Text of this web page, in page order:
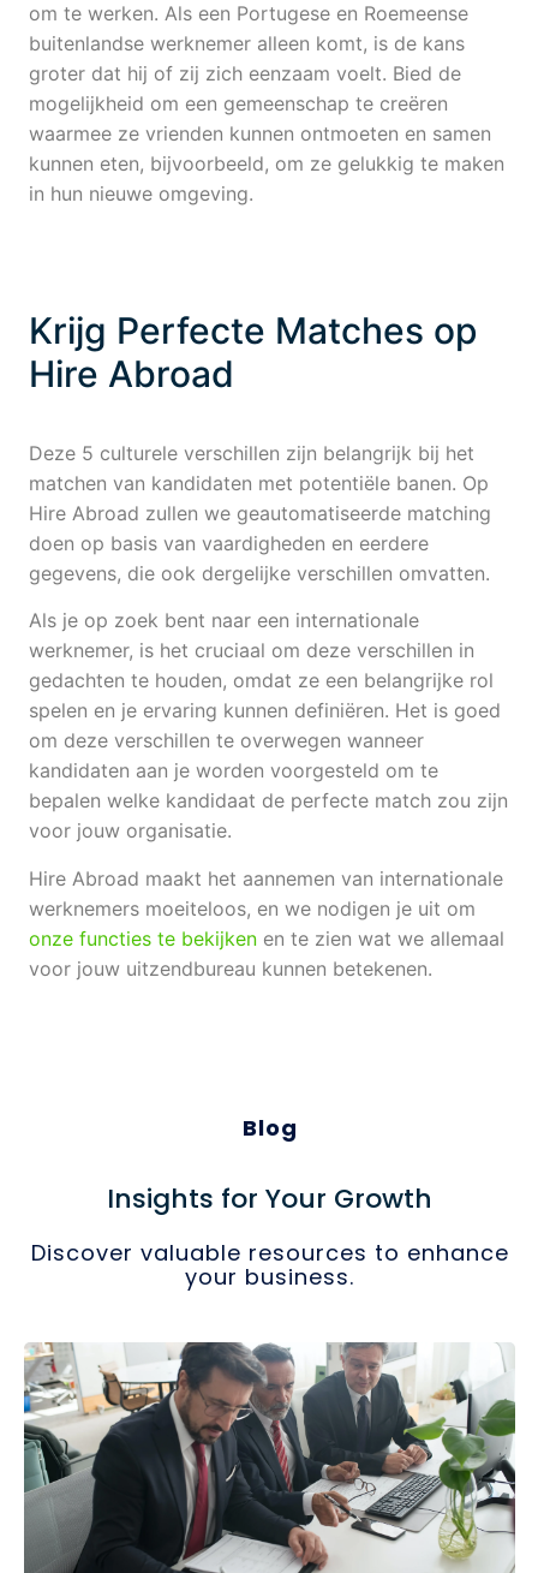
om te werken. Als een Portugese en Roemeense
buitenlandse werknemer alleen komt, is de kans
groter dat hij of zij zich eenzaam voelt. Bied de
mogelijkheid om een gemeenschap te creëren
waarmee ze vrienden kunnen ontmoeten en samen
kunnen eten, bijvoorbeeld, om ze gelukkig te maken
in hun nieuwe omgeving.
Krijg Perfecte Matches op
Hire Abroad
Deze 5 culturele verschillen zijn belangrijk bij het
matchen van kandidaten met potentiële banen. Op
Hire Abroad zullen we geautomatiseerde matching
doen op basis van vaardigheden en eerdere
gegevens, die ook dergelijke verschillen omvatten.
Als je op zoek bent naar een internationale
werknemer, is het cruciaal om deze verschillen in
gedachten te houden, omdat ze een belangrijke rol
spelen en je ervaring kunnen definiëren. Het is goed
om deze verschillen te overwegen wanneer
kandidaten aan je worden voorgesteld om te
bepalen welke kandidaat de perfecte match zou zijn
voor jouw organisatie.
Hire Abroad maakt het aannemen van internationale
werknemers moeiteloos, en we nodigen je uit om
onze functies te bekijken en te zien wat we allemaal
voor jouw uitzendbureau kunnen betekenen.
Blog
Insights for Your Growth
Discover valuable resources to enhance
your business.